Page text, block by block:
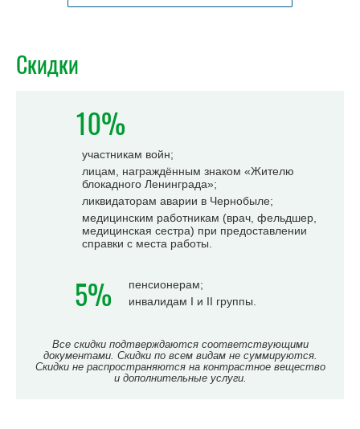
Скидки
10%
участникам войн;
лицам, награждённым знаком «Жителю
блокадного Ленинграда»;
ликвидаторам аварии в Чернобыле;
медицинским работникам (врач, фельдшер,
медицинская сестра) при предоставлении
справки с места работы.
5%
пенсионерам;
инвалидам I и II группы.
Все скидки подтверждаются соответствующими
документами. Скидки по всем видам не суммируются.
Скидки не распространяются на контрастное вещество
и дополнительные услуги.